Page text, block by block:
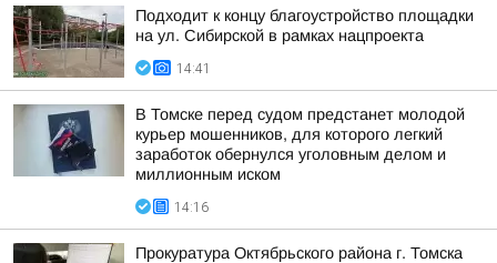
Подходит к концу благоустройство площадки
на ул. Сибирской в рамках нацпроекта
14:41
В Томске перед судом предстанет молодой
курьер мошенников, для которого легкий
заработок обернулся уголовным делом и
миллионным иском
14:16
Прокуратура Октябрьского района г. Томска